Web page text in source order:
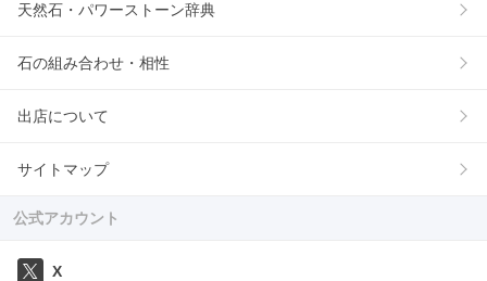
天然石・パワーストーン辞典
石の組み合わせ・相性
出店について
サイトマップ
公式アカウント
X